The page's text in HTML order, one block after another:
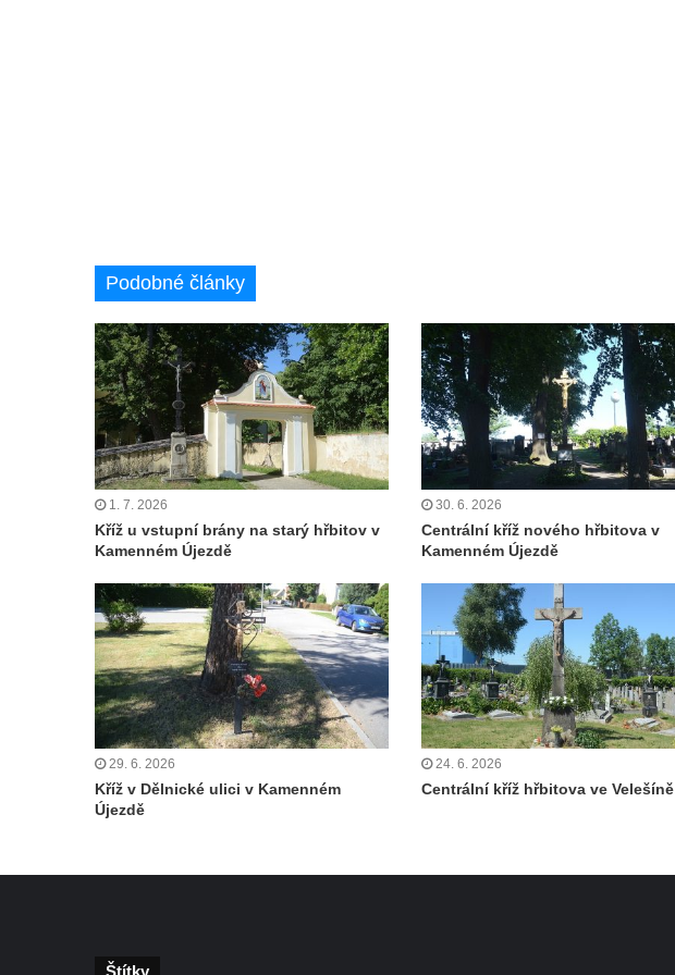
Kříž východně od Oparna u cesty na Lovoš
Pamětní kříž na Lovoši
Kříž na rozcestí u domu čp. 49 ve Svojkově
Centrální kříž bývalého hřbitova v Horním
Chlumu
Kříž jižně od Prysku
Boží muka svatého Floriána v Mezné
Neugebauerův kříž východně od Sloupu v
Čechách
Kříž u kostela Zvěstování Panny Marie v
Duchcově
Údajný kříž před kostelem svatých Petra a
Pavla v Jeníkově
Kříž na návsi v Jeníkově
Kříž na křižovatce v Teplické ulici v Lahošti
Kříž U Pěti lip na pastvině severovýchodně
od Mikulášovic
Wäberův kříž v zahradě domu čp. 184 v
Podobné články
1. 7. 2026
Kříž u vstupní brány na starý hřbitov v
Kamenném Újezdě
30. 6. 2026
Centrální kříž nového hřbitova v
Kamenném Újezdě
29. 6. 2026
Kříž v Dělnické ulici v Kamenném
Újezdě
24. 6. 2026
Centrální kříž hřbitova ve Velešíně
Štítky